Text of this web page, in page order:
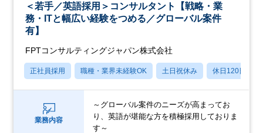
＜若手／英語採用＞コンサルタント【戦略・業
務・ITと幅広い経験をつめる／グローバル案件
有】
FPTコンサルティングジャパン株式会社
正社員採用 職種・業界未経験OK 土日祝休み 休日120日以上
業務内容
～グローバル案件のニーズが高まってお
り、英語が堪能な方を積極採用しておりま
す～